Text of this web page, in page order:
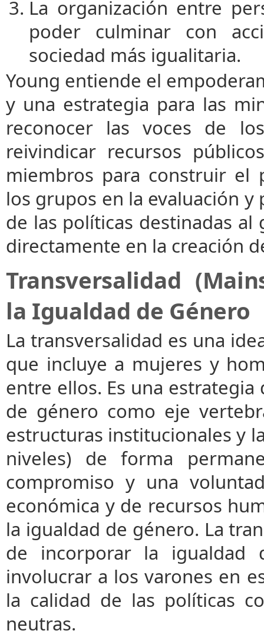
La organización entre
poder culminar con
sociedad más igualitaria.
Young entiende el
y una estrategia para las
reconocer las voces de
reivindicar recursos
miembros para construir el
los grupos en la evaluación
de las políticas destinadas
directamente en la creación
Transversalidad
la Igualdad de Género
La transversalidad es una
que incluye a mujeres y
entre ellos. Es una
de género como eje
estructuras institucionales y
niveles) de forma
compromiso y una
económica y de recursos
la igualdad de género. La
de incorporar la
involucrar a los varones en
la calidad de las políticas
neutras.